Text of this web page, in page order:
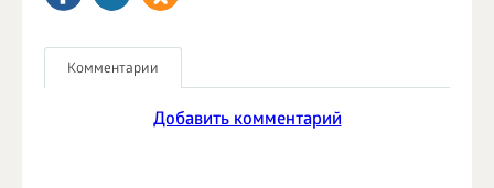
Комментарии
Добавить комментарий